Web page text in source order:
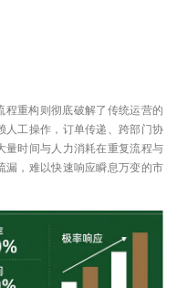
重构则彻底破解了传统运营的
人工操作，订单传递、跨部门协
量时间与人力消耗在重复流程与
漏，难以快速响应瞬息万变的市